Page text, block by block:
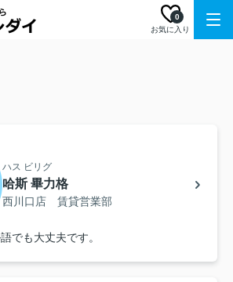
お気に入り
0
ハス ビリグ
哈斯 畢力格
西川口店 賃貸営業部
でも大丈夫です。